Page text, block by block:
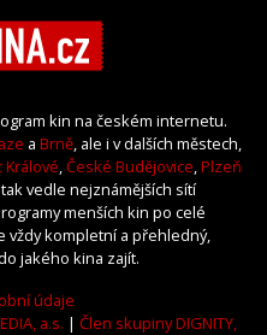
kin na českém internetu.
a Brně, ale i v dalších městech,
Králové,České Budějovice,Plzeň
vedle nejznámějších sítí
menších kin po celé
vždy kompletní a přehledný,
jakého kina zajít.
údaje
a.s. | Člen skupiny DIGNITY,